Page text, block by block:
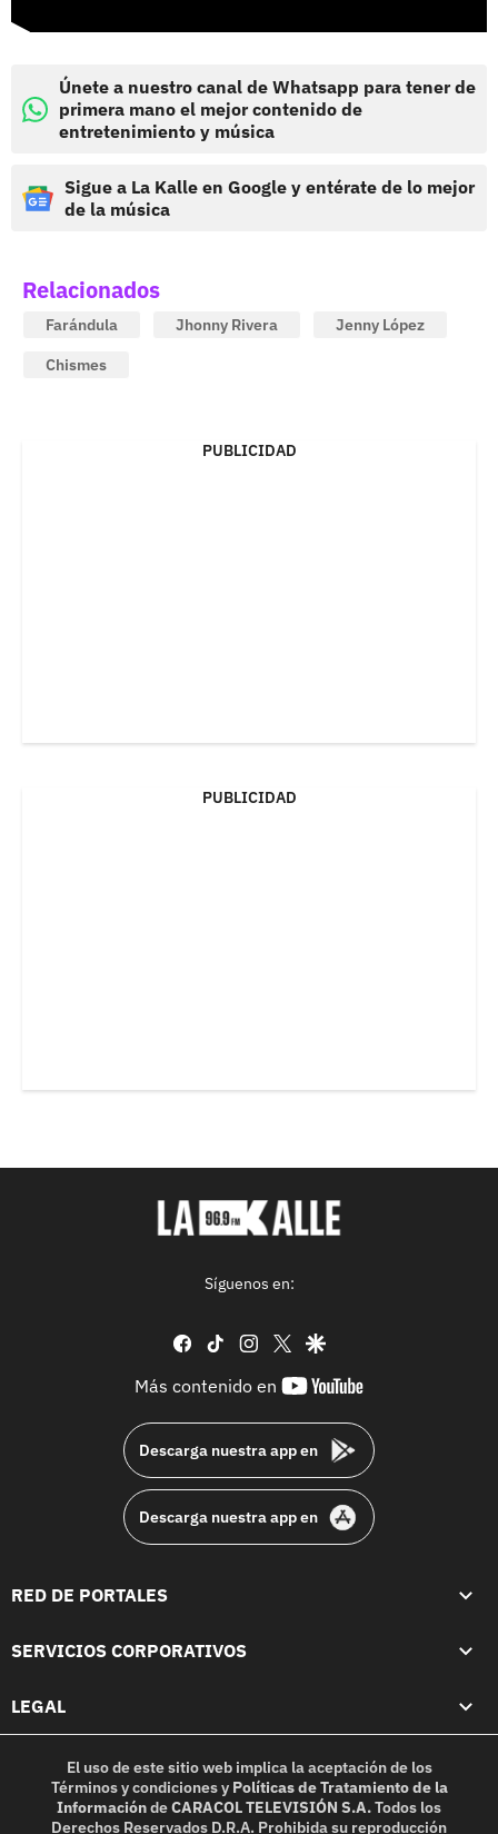
Únete a nuestro canal de Whatsapp para tener de
primera mano el mejor contenido de
entretenimiento y música
Sigue a La Kalle en Google y entérate de lo mejor
de la música
Relacionados
Farándula Jhonny Rivera
Jenny López
Chismes
PUBLICIDAD
PUBLICIDAD
Síguenos en:
facebook
tiktok instagram
twittergoogle
Más contenido en
youtube-
Descarga nuestra app en
Descarga nuestra app en
RED DE PORTALES
SERVICIOS CORPORATIVOS
LEGAL
El uso de este sitio web implica la aceptación de los
Términos y condicionesy Políticas de Tratamiento de la
InformacióndeCARACOL TELEVISIÓN S.A.Todos los
Derechos Reservados D.R.A. Prohibida su reproducción